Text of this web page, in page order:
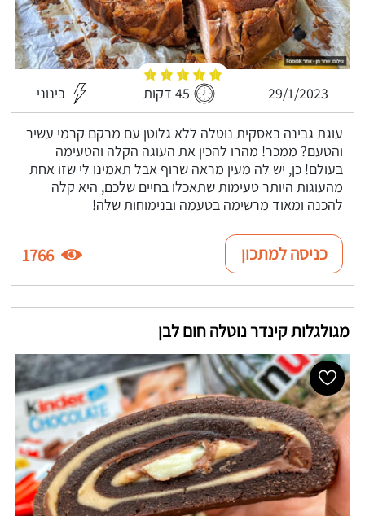
29/1/2023 45 דקות בינוני
עוגת גבינה באסקית נוטלה ללא גלוטן עם מרקם קרמי עשיר
והטעם? ממכר! מהרו להכין את העוגה הקלה והטעימה
בעולם! כן, יש לה מעין מראה שרוף אבל תאמינו לי שזו אחת
מהעוגות היותר טעימות שתאכלו בחיים שלכם, היא קלה
להכנה ומאוד מרשימה בטעמה ובנימוחות שלה!
כניסה למתכון 1766
מגולגלות קינדר נוטלה חום לבן